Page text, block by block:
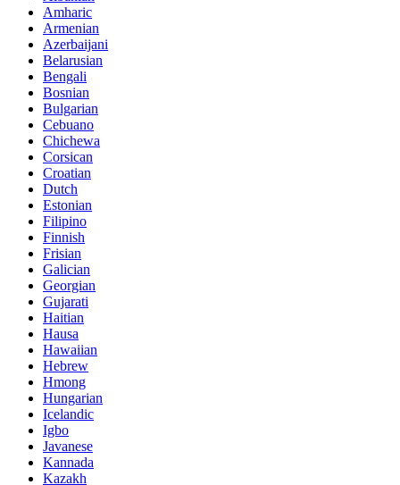
Amharic
Armenian
Azerbaijani
Belarusian
Bengali
Bosnian
Bulgarian
Cebuano
Chichewa
Corsican
Croatian
Dutch
Estonian
Filipino
Finnish
Frisian
Galician
Georgian
Gujarati
Haitian
Hausa
Hawaiian
Hebrew
Hmong
Hungarian
Icelandic
Igbo
Javanese
Kannada
Kazakh